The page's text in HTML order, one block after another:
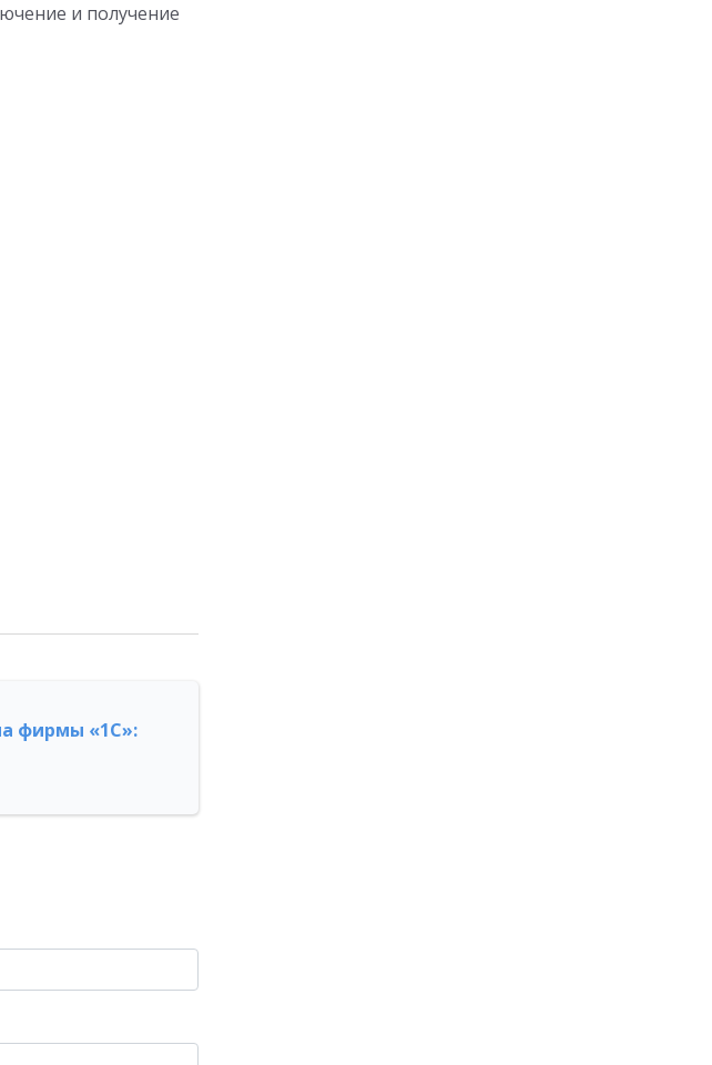
и получение
фирмы «1С»: